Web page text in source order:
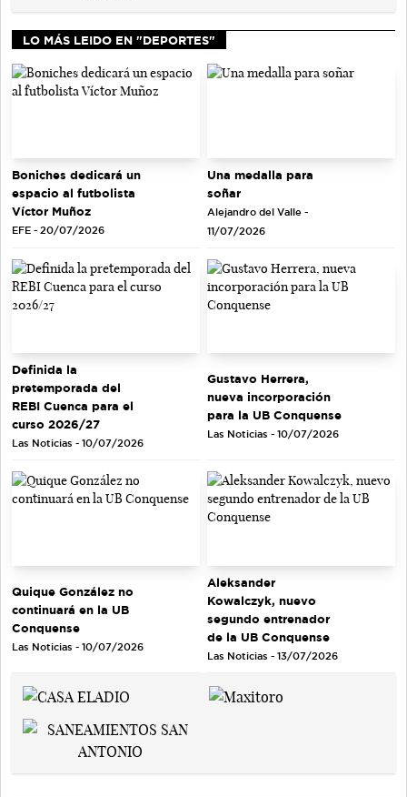
LO MÁS LEIDO EN "DEPORTES"
Boniches dedicará un
espacio al futbolista
Víctor Muñoz
EFE - 20/07/2026
Una medalla para
soñar
Alejandro del Valle -
11/07/2026
Definida la
pretemporada del
REBI Cuenca para el
curso 2026/27
Las Noticias - 10/07/2026
Gustavo Herrera,
nueva incorporación
para la UB Conquense
Las Noticias - 10/07/2026
Quique González no
continuará en la UB
Conquense
Las Noticias - 10/07/2026
Aleksander
Kowalczyk, nuevo
segundo entrenador
de la UB Conquense
Las Noticias - 13/07/2026